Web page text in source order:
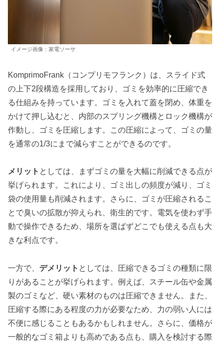
イメージ画像：家電ソーサ
KomprimoFrank（コンプリモフランク）は、スライド式
の上下2段構造を採用しており、ゴミを効率的に圧縮でき
る仕組みを持っています。ゴミを入れて蓋を閉め、体重を
かけて押し込むと、内部のスプリング機構とロック機構が
作動し、ゴミを圧縮します。この圧縮によって、ゴミの量
を通常の1/3にまで減らすことができるのです。
メリット としては、まずゴミの量を大幅に削減できる点が
挙げられます。これにより、ゴミ出しの頻度が減り、ゴミ
袋の使用量も削減されます。さらに、ゴミが圧縮されるこ
とで臭いの拡散が抑えられ、衛生的です。電気を使わず手
動で操作できるため、場所を選ばずどこでも使える点も大
きな利点です。
一方で、 デメリット としては、圧縮できるゴミの種類に限
りがあることが挙げられます。例えば、スチール缶や金属
製のゴミなど、硬い素材のものは圧縮できません。また、
圧縮する際にある程度の力が必要なため、力の弱い人には
不便に感じることもあるかもしれません。さらに、価格が
一般的なゴミ箱よりも高めである点も、購入を検討する際